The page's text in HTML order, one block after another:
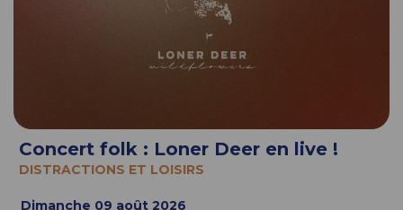
Concert folk : Loner Deer en live !
DISTRACTIONS ET LOISIRS
Dimanche 09 août 2026